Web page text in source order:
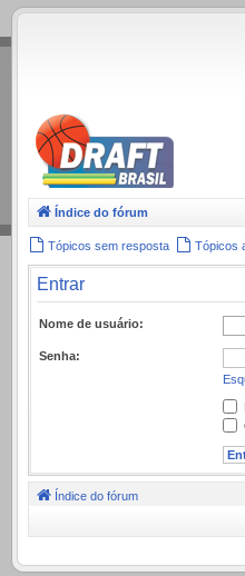
.
Índice do fórum
Tópicos sem resposta Tópicos
Entrar
Nome de usuário:
Senha:
Índice do fórum
.